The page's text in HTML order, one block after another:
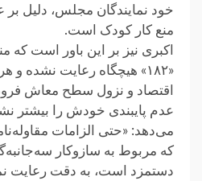
خود نمایندگان مجلس، دلیل بر
منع کار کودک است.
اکبری نیز بر این باور است که
«۱۸۲» هیچگاه رعایت نشده
اقتصاد و نزول سطح معاش
عدم پایبندی خودش را بیشتر
که مربوط به سازوکار
دستمزد است، به دقت رعایت